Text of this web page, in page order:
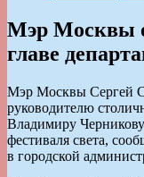
Мэр Москвы
главе
Мэр Москвы Сергей
руководителю
Владимиру
фестиваля света,
в городской